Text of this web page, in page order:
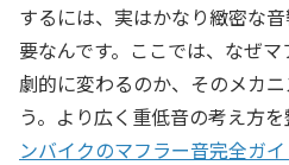
するには、実はかなり緻密な
要なんです。ここでは、なぜ
劇的に変わるのか、そのメカ
う。より広く重低音の考え方を
ンバイクのマフラー音完全ガ